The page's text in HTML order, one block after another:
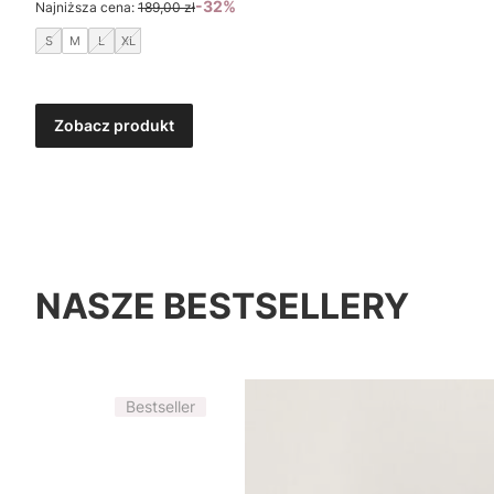
Najniższa cena: 189,00 zł-32%
S M L XL
Zobacz produkt
NASZE BESTSELLERY
Bestseller